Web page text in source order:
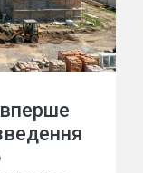
вперше